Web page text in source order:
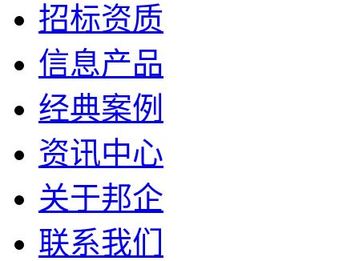
招标资质
信息产品
经典案例
资讯中心
关于邦企
联系我们